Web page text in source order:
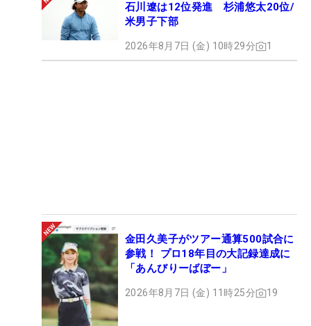
石川遼は12位発進 杉浦悠太20位/
米男子下部
2026年8月7日 (金) 10時29分 1
金田久美子がツアー通算500試合に
参戦！ プロ18年目の大記録達成に
「あんびりーばぼー」
2026年8月7日 (金) 11時25分 19